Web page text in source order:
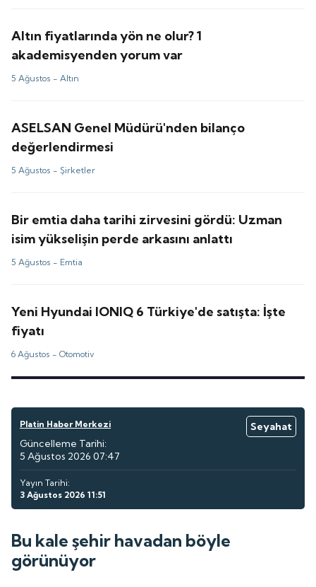
Altın fiyatlarında yön ne olur? 1
akademisyenden yorum var
5 Ağustos -Altın
ASELSAN Genel Müdürü'nden bilanço
değerlendirmesi
5 Ağustos - Şirketler
Bir emtia daha tarihi zirvesini gördü: Uzman
isim yükselişin perde arkasını anlattı
5 Ağustos - Emtia
Yeni Hyundai IONIQ 6 Türkiye'de satışta: İşte
fiyatı
6 Ağustos -Otomotiv
Platin Haber Merkezi
Seyahat
Güncelleme Tarihi:
5 Ağustos 2026 07:47
Yayın Tarihi:
3 Ağustos 2026 11:51
Bu kale şehir havadan böyle
görünüyor